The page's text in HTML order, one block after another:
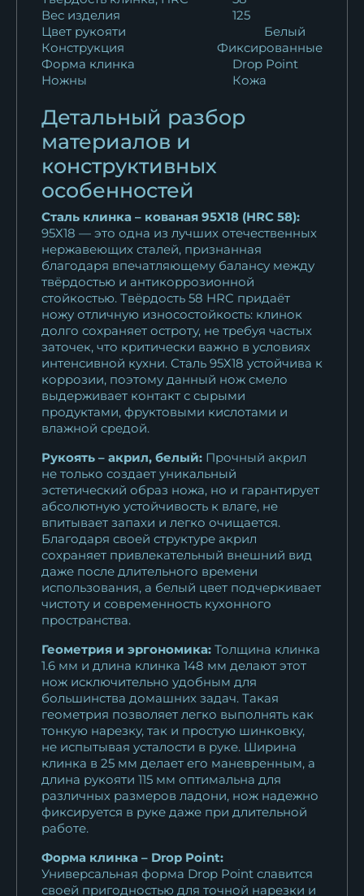
Кухонный нож Шеф № 4
сталь Х12МФ...
Кухонный нож Шеф № 4
сталь Х12МФ...
12 958₽
Нож Шеф № 4 сталь 95Х18
рукоять акрил...
11 132₽
Нож Шеф № 4 сталь 95Х18
рукоять акрил...
11 132₽
Кухонный нож Шеф № 4
сталь 95Х18...
11 132₽
Кухонный нож Шеф № 4
сталь 95Х18...
11 132₽
Кухонный нож Шеф № 4
сталь К340...
14 443₽
Вес изделия
125
Цвет рукояти
Белый
Конструкция
Фиксированные
Форма клинка
Drop Point
Ножны
Кожа
Детальный разбор
материалов и
конструктивных
особенностей
Сталь клинка – кованая 95Х18 (HRC 58):
95Х18 — это одна из лучших отечественных
нержавеющих сталей, признанная
благодаря впечатляющему балансу между
твёрдостью и антикоррозионной
стойкостью. Твёрдость 58 HRC придаёт
ножу отличную износостойкость: клинок
долго сохраняет остроту, не требуя частых
заточек, что критически важно в условиях
интенсивной кухни. Сталь 95Х18 устойчива к
коррозии, поэтому данный нож смело
выдерживает контакт с сырыми
продуктами, фруктовыми кислотами и
влажной средой.
Рукоять – акрил, белый: Прочный акрил
не только создает уникальный
эстетический образ ножа, но и гарантирует
абсолютную устойчивость к влаге, не
впитывает запахи и легко очищается.
Благодаря своей структуре акрил
сохраняет привлекательный внешний вид
даже после длительного времени
использования, а белый цвет подчеркивает
чистоту и современность кухонного
пространства.
Геометрия и эргономика: Толщина клинка
1.6 мм и длина клинка 148 мм делают этот
нож исключительно удобным для
большинства домашних задач. Такая
геометрия позволяет легко выполнять как
тонкую нарезку, так и простую шинковку,
не испытывая усталости в руке. Ширина
клинка в 25 мм делает его маневренным, а
длина рукояти 115 мм оптимальна для
различных размеров ладони, нож надежно
фиксируется в руке даже при длительной
работе.
Форма клинка – Drop Point:
Универсальная форма Drop Point славится
своей пригодностью для точной нарезки и